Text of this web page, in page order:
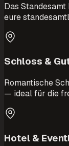
Das
eure
Schloss &
Romantische
— ideal für die
Hotel &